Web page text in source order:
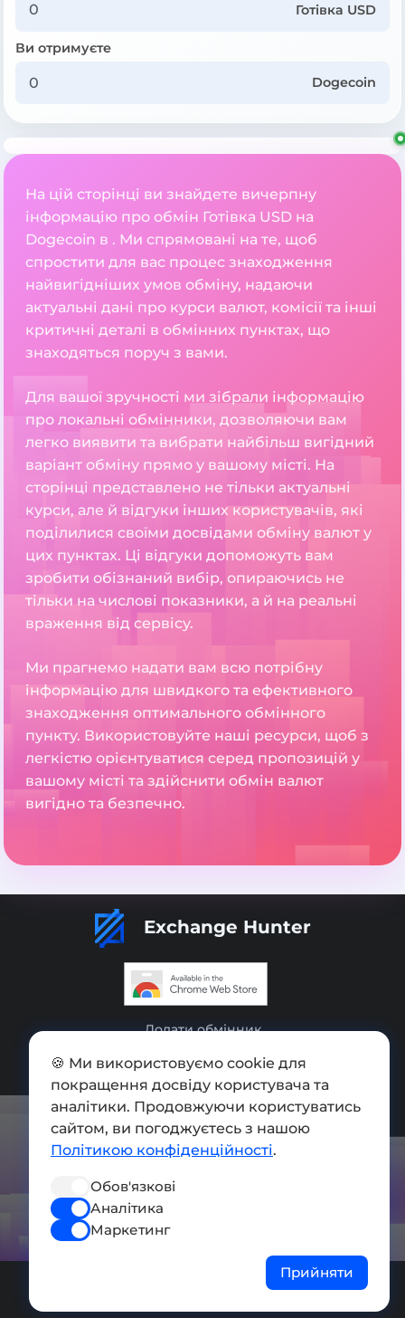
Готівка USD
Ви отримуєте
Dogecoin
На цій сторінці ви знайдете вичерпну
інформацію про обмін Готівка USD на
Dogecoin в . Ми спрямовані на те, щоб
спростити для вас процес знаходження
найвигідніших умов обміну, надаючи
актуальні дані про курси валют, комісії та інші
критичні деталі в обмінних пунктах, що
знаходяться поруч з вами.
Для вашої зручності ми зібрали інформацію
про локальні обмінники, дозволяючи вам
легко виявити та вибрати найбільш вигідний
варіант обміну прямо у вашому місті. На
сторінці представлено не тільки актуальні
курси, але й відгуки інших користувачів, які
поділилися своїми досвідами обміну валют у
цих пунктах. Ці відгуки допоможуть вам
зробити обізнаний вибір, опираючись не
тільки на числові показники, а й на реальні
враження від сервісу.
Ми прагнемо надати вам всю потрібну
інформацію для швидкого та ефективного
знаходження оптимального обмінного
пункту. Використовуйте наші ресурси, щоб з
легкістю орієнтуватися серед пропозицій у
вашому місті та здійснити обмін валют
вигідно та безпечно.
Exchange Hunter
Додати обмінник
Мапа сайту
Press kit
Умови використання
Політика конфіденційності
СОЦ. МЕРЕЖІ
🍪 Ми використовуємо cookie для
покращення досвіду користувача та
аналітики. Продовжуючи користуватись
сайтом, ви погоджуєтесь з нашою
Політикою конфіденційності.
Обов'язкові
Аналітика
Маркетинг
Прийняти